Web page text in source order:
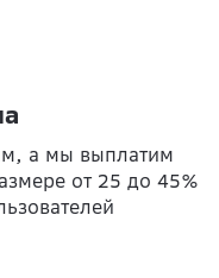
а мы выплатим
от 25 до 45%